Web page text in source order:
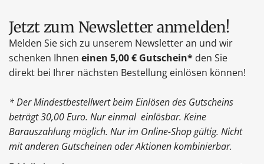
Jetzt zum Newsletter anmelden!
Melden Sie sich zu unserem Newsletter an und wir
schenken Ihnen einen 5,00 € Gutschein* den Sie
direkt bei Ihrer nächsten Bestellung einlösen können!
* Der Mindestbestellwert beim Einlösen des Gutscheins
beträgt 30,00 Euro. Nur einmal einlösbar. Keine
Barauszahlung möglich. Nur im Online-Shop gültig. Nicht
mit anderen Gutscheinen oder Aktionen kombinierbar.